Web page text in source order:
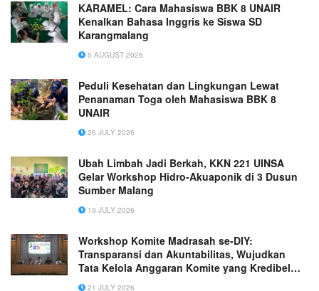
KARAMEL: Cara Mahasiswa BBK 8 UNAIR
Kenalkan Bahasa Inggris ke Siswa SD
Karangmalang
5 AUGUST 2026
Peduli Kesehatan dan Lingkungan Lewat
Penanaman Toga oleh Mahasiswa BBK 8
UNAIR
26 JULY 2026
Ubah Limbah Jadi Berkah, KKN 221 UINSA
Gelar Workshop Hidro-Akuaponik di 3 Dusun
Sumber Malang
19 JULY 2026
Workshop Komite Madrasah se-DIY:
Transparansi dan Akuntabilitas, Wujudkan
Tata Kelola Anggaran Komite yang Kredibel
dan Berintegritas
21 JULY 2026